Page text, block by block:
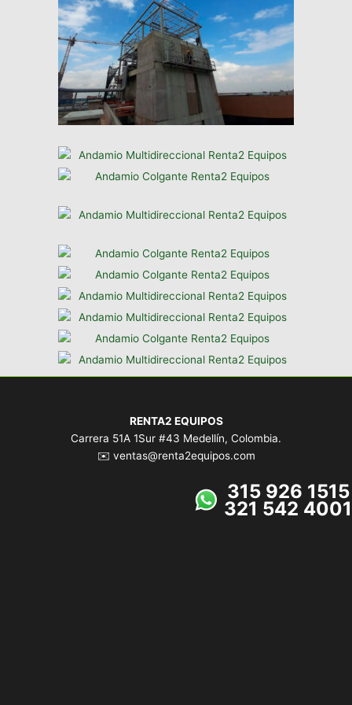
RENTA2 EQUIPOS
Carrera 51A 1Sur #43 Medellín, Colombia.
✉️ ventas@renta2equipos.com
315 926 1515
321 542 4001